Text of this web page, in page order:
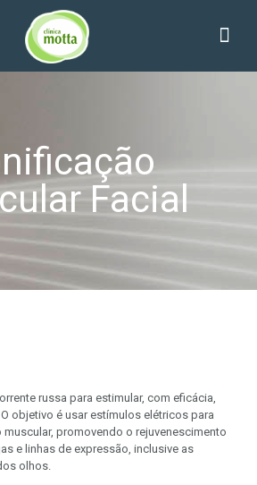
Facial
russa para estimular, com eficácia,
objetivo é usar estímulos elétricos para
promovendo o rejuvenescimento
e linhas de expressão, inclusive as
olhos.